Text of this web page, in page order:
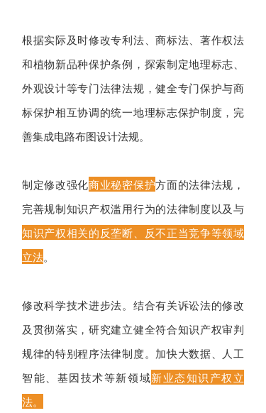
根据实际及时修改专利法、商标法、著作权法
和植物新品种保护条例，探索制定地理标志、
外观设计等专门法律法规，健全专门保护与商
标保护相互协调的统一地理标志保护制度，完
善集成电路布图设计法规。
制定修改强化商业秘密保护方面的法律法规，
完善规制知识产权滥用行为的法律制度以及与
知识产权相关的反垄断、反不正当竞争等领域
立法。
修改科学技术进步法。结合有关诉讼法的修改
及贯彻落实，研究建立健全符合知识产权审判
规律的特别程序法律制度。加快大数据、人工
智能、基因技术等新领域新业态知识产权立
法。